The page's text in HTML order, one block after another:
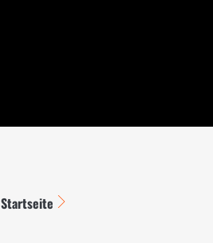
Startseite